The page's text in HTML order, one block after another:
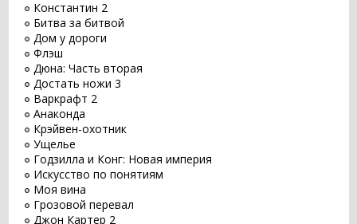
Константин 2
Битва за битвой
Дом у дороги
Флэш
Дюна: Часть вторая
Достать ножи 3
Варкрафт 2
Анаконда
Крэйвен-охотник
Ущелье
Годзилла и Конг: Новая империя
Искусство по понятиям
Моя вина
Грозовой перевал
Джон Картер 2